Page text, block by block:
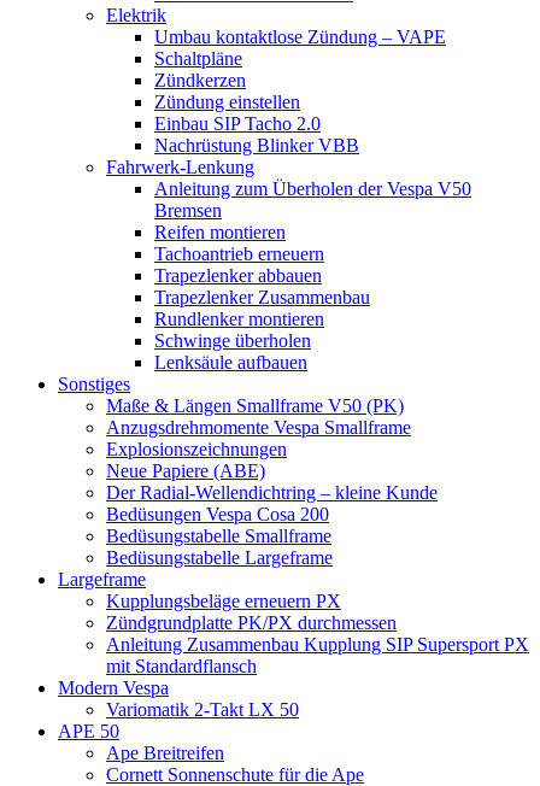
Elektrik
Umbau kontaktlose Zündung – VAPE
Schaltpläne
Zündkerzen
Zündung einstellen
Einbau SIP Tacho 2.0
Nachrüstung Blinker VBB
Fahrwerk-Lenkung
Anleitung zum Überholen der Vespa V50
Bremsen
Reifen montieren
Tachoantrieb erneuern
Trapezlenker abbauen
Trapezlenker Zusammenbau
Rundlenker montieren
Schwinge überholen
Lenksäule aufbauen
Sonstiges
Maße & Längen Smallframe V50 (PK)
Anzugsdrehmomente Vespa Smallframe
Explosionszeichnungen
Neue Papiere (ABE)
Der Radial-Wellendichtring – kleine Kunde
Bedüsungen Vespa Cosa 200
Bedüsungstabelle Smallframe
Bedüsungstabelle Largeframe
Largeframe
Kupplungsbeläge erneuern PX
Zündgrundplatte PK/PX durchmessen
Anleitung Zusammenbau Kupplung SIP Supersport PX
mit Standardflansch
Modern Vespa
Variomatik 2-Takt LX 50
APE 50
Ape Breitreifen
Cornett Sonnenschute für die Ape